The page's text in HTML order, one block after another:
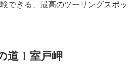
できる、最高のツーリングスポッ
道！室戸岬